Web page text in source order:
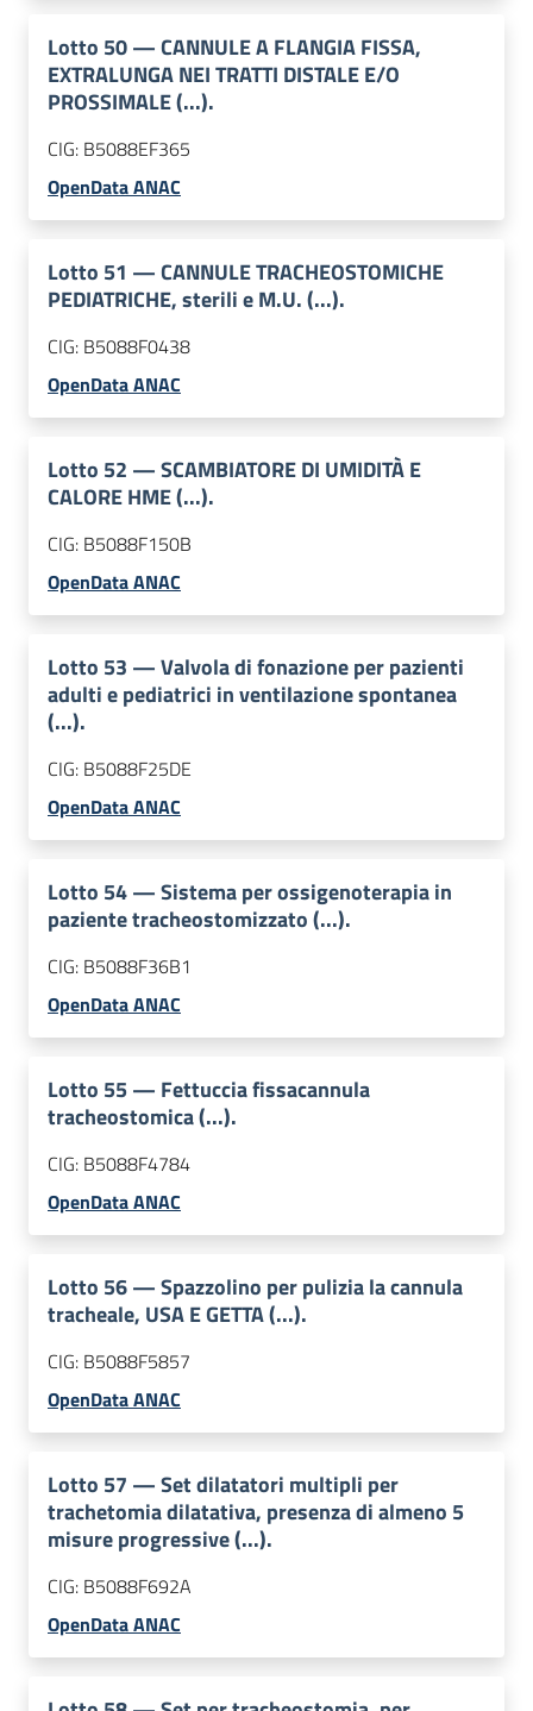
Lotto 50—CANNULE A FLANGIA FISSA,
EXTRALUNGA NEI TRATTI DISTALE E/O
PROSSIMALE (...).
CIG: B5088EF365
OpenData ANAC
Lotto 51 —CANNULE TRACHEOSTOMICHE
PEDIATRICHE, sterili e M.U. (...).
CIG: B5088F0438
OpenData ANAC
Lotto 52 —SCAMBIATORE DI UMIDITÀ E
CALORE HME (...).
CIG: B5088F150B
OpenData ANAC
Lotto 53 —Valvola di fonazione per pazienti
adulti e pediatrici in ventilazione spontanea
(...).
CIG: B5088F25DE
OpenData ANAC
Lotto 54—Sistema per ossigenoterapia in
paziente tracheostomizzato (...).
CIG: B5088F36B1
OpenData ANAC
Lotto 55— Fettuccia fissacannula
tracheostomica (...).
CIG: B5088F4784
OpenData ANAC
Lotto 56—Spazzolino per pulizia la cannula
tracheale, USA E GETTA (...).
CIG: B5088F5857
OpenData ANAC
Lotto 57 —Set dilatatori multipli per
trachetomia dilatativa, presenza di almeno 5
misure progressive (...).
CIG: B5088F692A
OpenData ANAC